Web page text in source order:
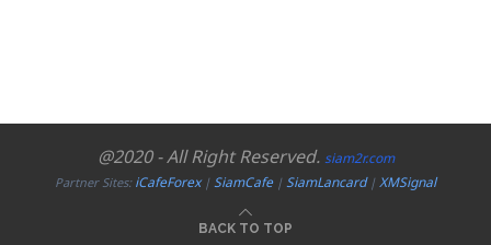
@2020 - All Right Reserved. siam2r.com
Partner Sites:iCafeForex|SiamCafe|SiamLancard|XMSignal
BACK TO TOP